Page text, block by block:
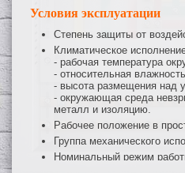
Условия эксплуатации
Степень защиты от
Климатическое
- рабочая температура
- относительная
- высота размещения над
- окружающая среда
металл и изоляцию.
Рабочее положение в
Группа механического
Номинальный режим